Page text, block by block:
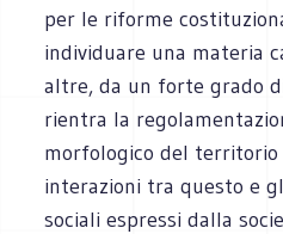
per le riforme
individuare una materia
altre, da un forte grado
rientra la
morfologico del
interazioni tra questo e
sociali espressi dalla